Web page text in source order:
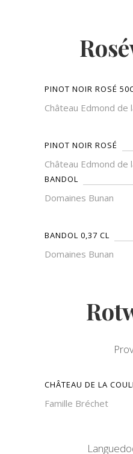
PINOT NOIR ROSÉ
Château Edmond de
PINOT NOIR ROSÉ
Château Edmond de
BANDOL
Domaines Bunan
BANDOL 0,37 CL
Domaines Bunan
CHÂTEAU DE LA
Famille Bréchet